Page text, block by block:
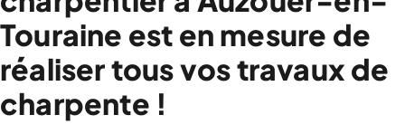
Touraine est en mesure de
réaliser tous vos travaux de
charpente !